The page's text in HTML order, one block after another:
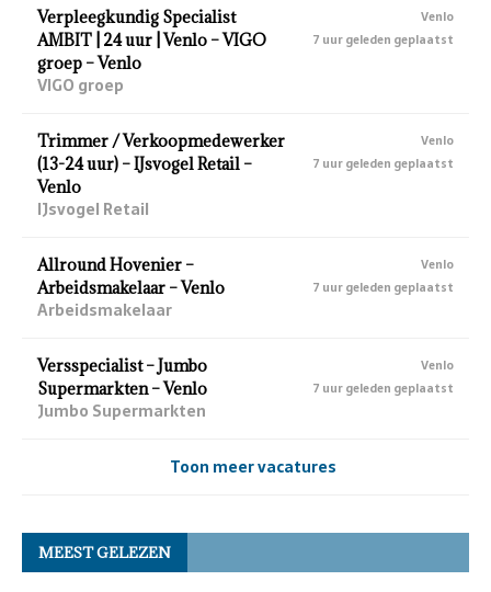
Verpleegkundig Specialist
AMBIT | 24 uur | Venlo – VIGO
groep – Venlo
VIGO groep
Venlo
7 uur geleden geplaatst
Trimmer / Verkoopmedewerker
(13-24 uur) – IJsvogel Retail –
Venlo
IJsvogel Retail
Venlo
7 uur geleden geplaatst
Allround Hovenier –
Arbeidsmakelaar – Venlo
Arbeidsmakelaar
Venlo
7 uur geleden geplaatst
Versspecialist – Jumbo
Supermarkten – Venlo
Jumbo Supermarkten
Venlo
7 uur geleden geplaatst
Toon meer vacatures
MEEST GELEZEN